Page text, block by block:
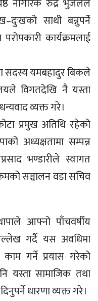
नागरिक रुद्र भुजेलले
साथी बन्नुपर्ने
कार्यक्रमलाई
सदस्य यमबहादुर बिकले
विगतदेखि नै यस्ता
व्यक्त गरे।
प्रमुख अतिथि रहेको
अध्यक्षतामा सम्पन्न
भण्डारीले स्वागत
सञ्चालन वडा सचिव
आफ्नो पाँचवर्षीय
गर्दै यस अवधिमा
गर्ने प्रयास गरेको
यस्ता सामाजिक तथा
धारणा व्यक्त गरे।